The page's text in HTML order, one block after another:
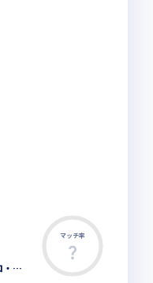
マッチ率
株式会社テクノプロ テクノプロ・エンジニアリング社